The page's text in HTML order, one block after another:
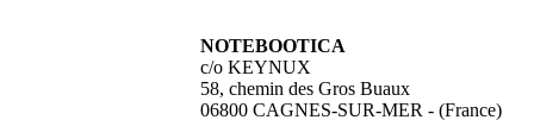
NOTEBOOTICA
c/o KEYNUX
58, chemin des Gros Buaux
06800 CAGNES-SUR-MER - (France)